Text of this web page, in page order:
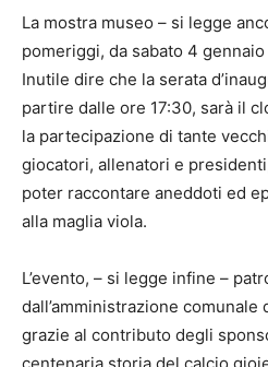
La mostra museo – si legge
pomeriggi, da sabato 4
Inutile dire che la serata
partire dalle ore 17:30, sarà il
la partecipazione di tante
giocatori, allenatori e
poter raccontare aneddoti ed
alla maglia viola.
L’evento, – si legge infine –
dall’amministrazione comunale
grazie al contributo degli